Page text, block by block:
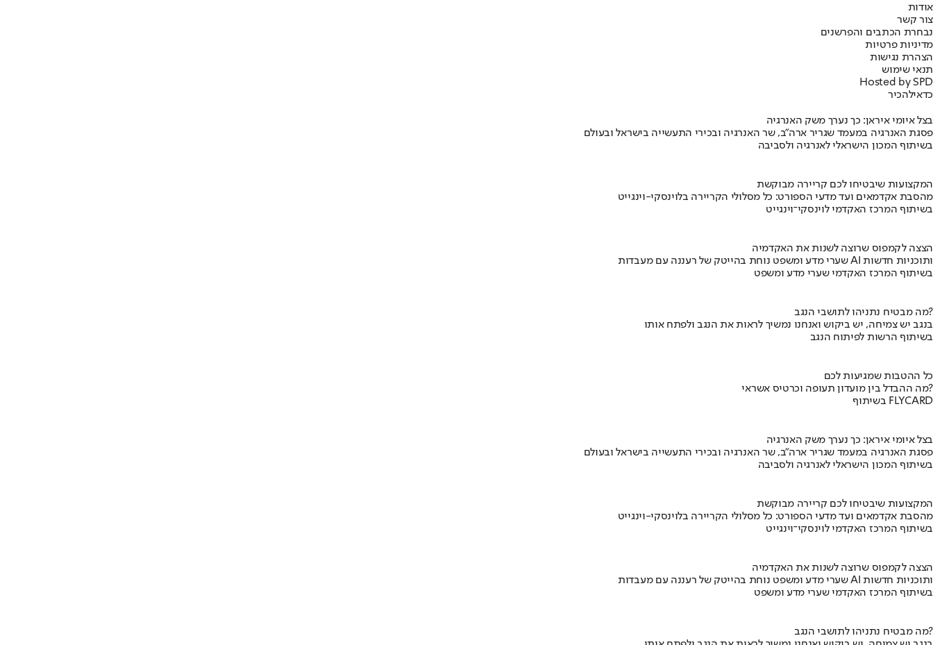
אודות
צור קשר
נבחרת הכתבים והפרשנים
מדיניות פרטיות
הצהרת נגישות
תנאי שימוש
Hosted by SPD
כדאילהכיר
בצל איומי איראן: כך נערך משק האנרגיה
פסגת האנרגיה במעמד שגריר ארה"ב, שר האנרגיה ובכירי התעשייה בישראל ובעולם
בשיתוף המכון הישראלי לאנרגיה ולסביבה
המקצועות שיבטיחו לכם קריירה מבוקשת
מהסבת אקדמאים ועד מדעי הספורט: כל מסלולי הקריירה בלוינסקי-וינגייט
בשיתוף המרכז האקדמי לוינסקי־וינגייט
הצצה לקמפוס שרוצה לשנות את האקדמיה
שערי מדע ומשפט נוחת בהייטק של רעננה עם מעבדות AI ותוכניות חדשות
בשיתוף המרכז האקדמי שערי מדע ומשפט
מה מבטיח נתניהו לתושבי הנגב?
בנגב יש צמיחה, יש ביקוש ואנחנו נמשיך לראות את הנגב ולפתח אותו
בשיתוף הרשות לפיתוח הנגב
כל ההטבות שמגיעות לכם
מה ההבדל בין מועדון תעופה וכרטיס אשראי?
בשיתוף FLYCARD
בצל איומי איראן: כך נערך משק האנרגיה
פסגת האנרגיה במעמד שגריר ארה"ב, שר האנרגיה ובכירי התעשייה בישראל ובעולם
בשיתוף המכון הישראלי לאנרגיה ולסביבה
המקצועות שיבטיחו לכם קריירה מבוקשת
מהסבת אקדמאים ועד מדעי הספורט: כל מסלולי הקריירה בלוינסקי-וינגייט
בשיתוף המרכז האקדמי לוינסקי־וינגייט
הצצה לקמפוס שרוצה לשנות את האקדמיה
שערי מדע ומשפט נוחת בהייטק של רעננה עם מעבדות AI ותוכניות חדשות
בשיתוף המרכז האקדמי שערי מדע ומשפט
מה מבטיח נתניהו לתושבי הנגב?